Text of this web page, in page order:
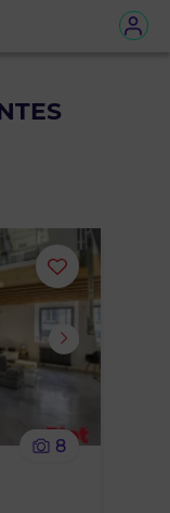
Ajouter
supprimer
8